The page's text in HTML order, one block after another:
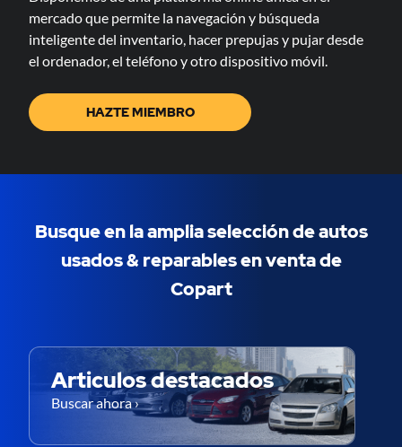
mercado que permite la navegación y búsqueda
inteligente del inventario, hacer prepujas y pujar desde
el ordenador, el teléfono y otro dispositivo móvil.
HAZTE MIEMBRO
Busque en la amplia selección de autos
usados & ​​reparables en venta de
Copart
Articulos destacados
Buscar ahora ›